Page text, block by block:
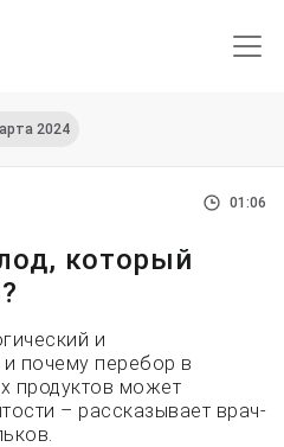
2024
01:06
который
и
и почему перебор в
продуктов может
– рассказывает врач-